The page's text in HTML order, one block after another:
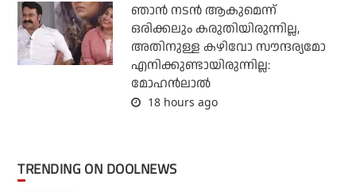
ഞാൻ നടൻ ആകുമെന്ന്
ഒരിക്കലും കരുതിയിരുന്നില്ല,
അതിനുള്ള കഴിവോ സൗന്ദര്യമോ
എനിക്കുണ്ടായിരുന്നില്ല:
മോഹൻലാൽ
18 hours ago
TRENDING ON DOOLNEWS